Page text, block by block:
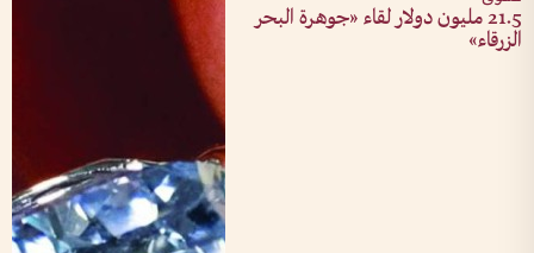
21.5 مليون دولار لقاء «جوهرة البحر
الزرقاء»